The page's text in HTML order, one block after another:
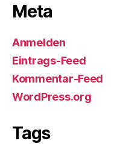
Meta
Anmelden
Eintrags-Feed
Kommentar-Feed
WordPress.org
Tags